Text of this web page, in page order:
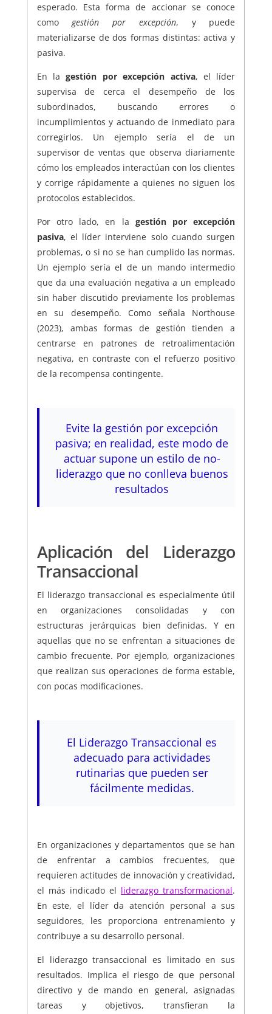
esperado. Esta forma de accionar se conoce
comogestión por excepción, y puede
materializarse de dos formas distintas: activa y
pasiva.
En lagestión por excepción activa, el líder
supervisa de cerca el desempeño de los
subordinados, buscando errores o
incumplimientos y actuando de inmediato para
corregirlos. Un ejemplo sería el de un
supervisor de ventas que observa diariamente
cómo los empleados interactúan con los clientes
y corrige rápidamente a quienes no siguen los
protocolos establecidos.
Por otro lado, en la gestión por excepción
pasiva, el líder interviene solo cuando surgen
problemas, o si no se han cumplido las normas.
Un ejemplo sería el de un mando intermedio
que da una evaluación negativa a un empleado
sin haber discutido previamente los problemas
en su desempeño. Como señala Northouse
(2023), ambas formas de gestión tienden a
centrarse en patrones de retroalimentación
negativa, en contraste con el refuerzo positivo
de la recompensa contingente.
Evite la gestión por excepción
pasiva; en realidad, este modo de
actuar supone un estilo de no-
liderazgo que no conlleva buenos
resultados
Aplicación del Liderazgo
Transaccional
El liderazgo transaccional es especialmente útil
en organizaciones consolidadas y con
estructuras jerárquicas bien definidas. Y en
aquellas que no se enfrentan a situaciones de
cambio frecuente. Por ejemplo, organizaciones
que realizan sus operaciones de forma estable,
con pocas modificaciones.
El Liderazgo Transaccional es
adecuado para actividades
rutinarias que pueden ser
fácilmente medidas.
En organizaciones y departamentos que se han
de enfrentar a cambios frecuentes, que
requieren actitudes de innovación y creatividad,
el más indicado el liderazgo transformacional.
En este, el líder da atención personal a sus
seguidores, les proporciona entrenamiento y
contribuye a su desarrollo personal.
El liderazgo transaccional es limitado en sus
resultados. Implica el riesgo de que personal
directivo y de mando en general, asignadas
tareas y objetivos, transfieran la